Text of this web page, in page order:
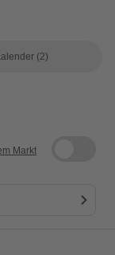
(2)
Markt